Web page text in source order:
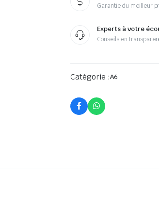
Garantie du meilleur
Experts à votre
Conseils en
Catégorie :A6